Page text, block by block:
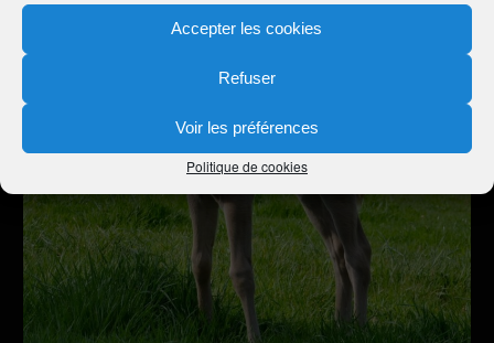
Accepter les cookies
Refuser
Voir les préférences
Politique de cookies